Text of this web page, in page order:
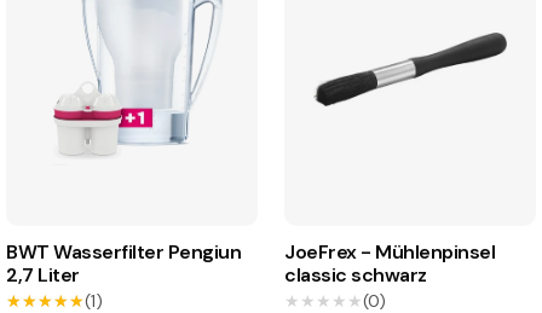
BWT Wasserfilter Pengiun
2,7 Liter
★★★★★
★★★★★(1)
JoeFrex - Mühlenpinsel
classic schwarz
★★★★★
★★★★★(0)